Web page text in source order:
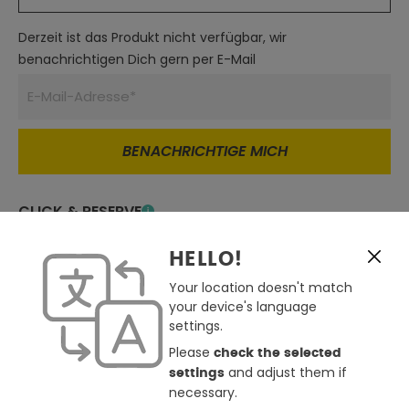
Derzeit ist das Produkt nicht verfügbar, wir
benachrichtigen Dich gern per E-Mail
BENACHRICHTIGE MICH
CLICK & RESERVE
Click & Reserve nicht möglich
Store auswählen
Zum Merkzettel hinzufügen
Günstiger gesehen ?
Frage zum Produkt
HELLO!
Your location doesn't match
your device's language
settings.
Please check the selected
settings and adjust them if
necessary.